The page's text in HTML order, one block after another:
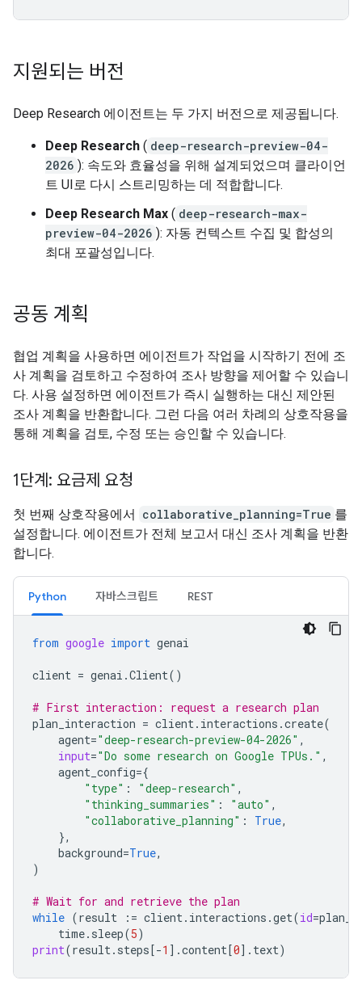
지원되는 버전
Deep Research 에이전트는 두 가지 버전으로 제공됩니다.
Deep Research ( deep-research-preview-04-
2026 ): 속도와 효율성을 위해 설계되었으며 클라이언
트 UI로 다시 스트리밍하는 데 적합합니다.
Deep Research Max ( deep-research-max-
preview-04-2026 ): 자동 컨텍스트 수집 및 합성의
최대 포괄성입니다.
공동 계획
협업 계획을 사용하면 에이전트가 작업을 시작하기 전에 조
사 계획을 검토하고 수정하여 조사 방향을 제어할 수 있습니
다. 사용 설정하면 에이전트가 즉시 실행하는 대신 제안된
조사 계획을 반환합니다. 그런 다음 여러 차례의 상호작용을
통해 계획을 검토, 수정 또는 승인할 수 있습니다.
1단계: 요금제 요청
첫 번째 상호작용에서 collaborative_planning=True 를
설정합니다. 에이전트가 전체 보고서 대신 조사 계획을 반환
합니다.
Python 자바스크립트 REST
from google import genai
client = genai .Client()
# First interaction: request a research plan
plan_interaction = client. interactions .create(
agent="deep-research-preview-04-2026" ,
input="Do some research on Google TPUs." ,
agent_config={
"type" : "deep-research" ,
"thinking_summaries" : "auto" ,
"collaborative_planning" : True,
},
background=True,
)
# Wait for and retrieve the plan
while (result := client. interactions .get(id=
time. sleep(5)
print(result. steps[-1 ] .content[0] . text)